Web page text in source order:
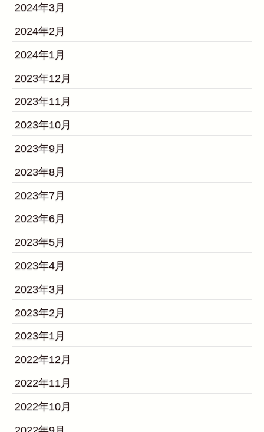
2024年3月
2024年2月
2024年1月
2023年12月
2023年11月
2023年10月
2023年9月
2023年8月
2023年7月
2023年6月
2023年5月
2023年4月
2023年3月
2023年2月
2023年1月
2022年12月
2022年11月
2022年10月